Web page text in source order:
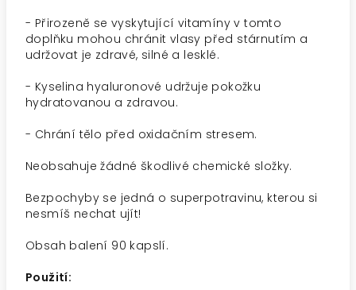
- Přirozeně se vyskytující vitamíny v tomto
doplňku mohou chránit vlasy před stárnutím a
udržovat je zdravé, silné a lesklé.
- Kyselina hyaluronové udržuje pokožku
hydratovanou a zdravou.
- Chrání tělo před oxidačním stresem.
Neobsahuje žádné škodlivé chemické složky.
Bezpochyby se jedná o superpotravinu, kterou si
nesmíš nechat ujít!
Obsah balení 90 kapslí.
Použití: